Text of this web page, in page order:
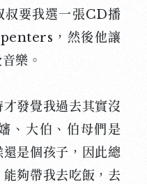
要我選一張CD播
，然後他讓
樂。
發覺我過去其實沒
、大伯、伯母們是
是個孩子，因此總
夠帶我去吃飯，去